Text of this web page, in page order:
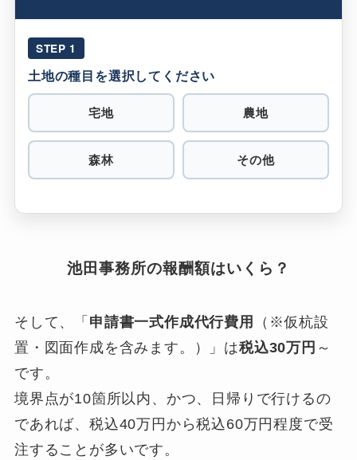
STEP 1
土地の種目を選択してください
宅地 農地
森林 その他
池田事務所の報酬額はいくら？
そして、「 申請書一式作成代行費用
（※仮杭設
置・図面作成を含みます。）」は税込30万円 ～
です。
境界点が10箇所以内、かつ、日帰りで行けるの
であれば、税込40万円から税込60万円程度で受
注することが多いです。